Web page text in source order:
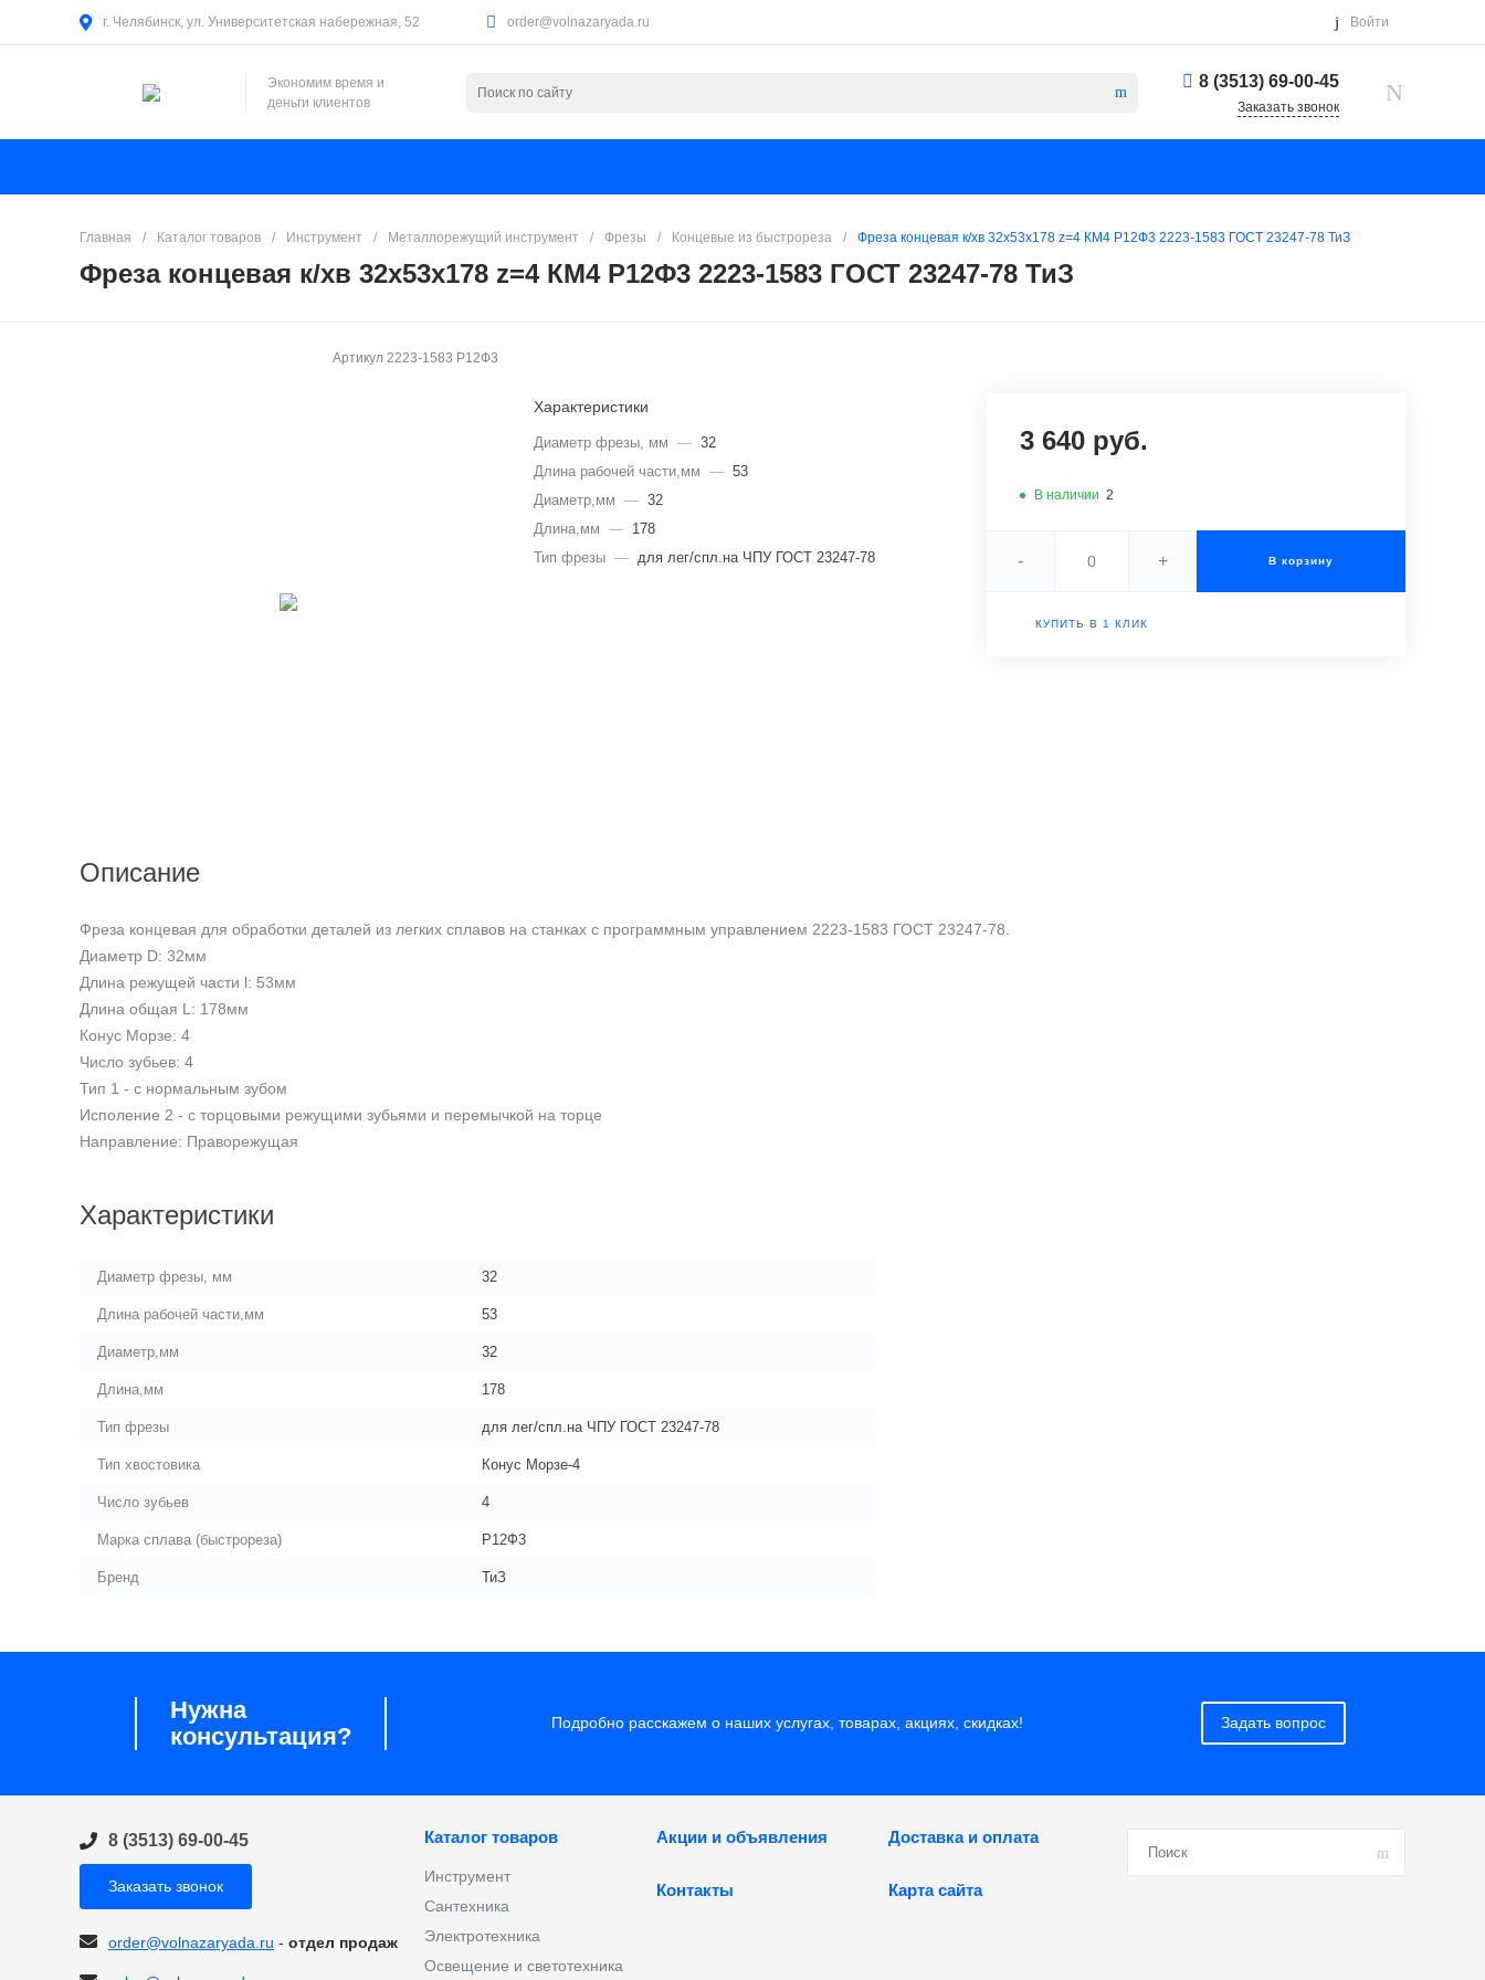
г. Челябинск, ул. Университетская набережная, 52 order@volnazaryada.ru Войти
Экономим время и
деньги клиентов
8 (3513) 69-00-45
Заказать звонок
Главная / Каталог товаров / Инструмент / Металлорежущий инструмент / Фрезы / Концевые из быстрореза / Фреза концевая к/хв 32х53х178 z=4 КМ4 Р12Ф3 2223-1583 ГОСТ 23247-78 ТиЗ
Фреза концевая к/хв 32х53х178 z=4 КМ4 Р12Ф3 2223-1583 ГОСТ 23247-78 ТиЗ
Артикул 2223-1583 Р12Ф3
Характеристики
Диаметр фрезы, мм — 32
Длина рабочей части,мм — 53
Диаметр,мм — 32
Длина,мм —
178
Тип фрезы — для лег/спл.на ЧПУ ГОСТ 23247-78
3 640 руб.
В наличии 2
- + В корзину
КУПИТЬ В 1 КЛИК
Описание
Фреза концевая для обработки деталей из легких сплавов на станках с программным управлением 2223-1583 ГОСТ 23247-78.
Диаметр D: 32мм
Длина режущей части l: 53мм
Длина общая L: 178мм
Конус Морзе: 4
Число зубьев: 4
Тип 1 - с нормальным зубом
Исполение 2 - с торцовыми режущими зубьями и перемычкой на торце
Направление: Праворежущая
Характеристики
Диаметр фрезы, мм 32
Длина рабочей части,мм 53
Диаметр,мм 32
Длина,мм 178
Тип фрезы для лег/спл.на ЧПУ ГОСТ 23247-78
Тип хвостовика Конус Морзе-4
Число зубьев 4
Марка сплава (быстрореза) Р12Ф3
Бренд ТиЗ
Нужна
консультация?
Подробно расскажем о наших услугах, товарах, акциях, скидках! Задать вопрос
8 (3513) 69-00-45
Заказать звонок
order@volnazaryada.ru - отдел продаж
Каталог товаров
Инструмент
Сантехника
Электротехника
Освещение и светотехника
Акции и объявления Доставка и оплата
Контакты Карта сайта